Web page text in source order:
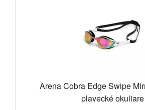
Arena Cobra Edge Swipe
plavecké okuliare